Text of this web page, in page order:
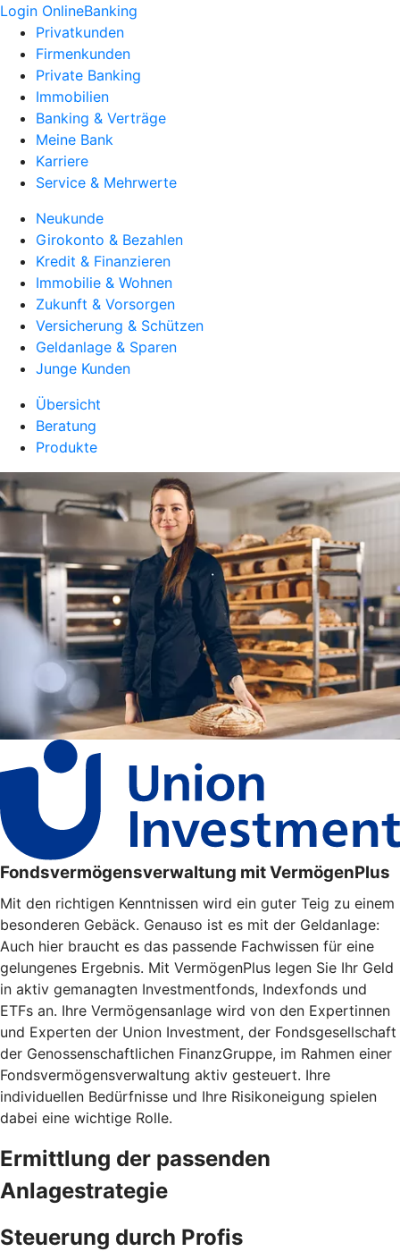
Login OnlineBanking
Privatkunden
Firmenkunden
Private Banking
Immobilien
Banking & Verträge
Meine Bank
Karriere
Service & Mehrwerte
Neukunde
Girokonto & Bezahlen
Kredit & Finanzieren
Immobilie & Wohnen
Zukunft & Vorsorgen
Versicherung & Schützen
Geldanlage & Sparen
Junge Kunden
Übersicht
Beratung
Produkte
Fondsvermögensverwaltung mit VermögenPlus
Mit den richtigen Kenntnissen wird ein guter Teig zu einem
besonderen Gebäck. Genauso ist es mit der Geldanlage:
Auch hier braucht es das passende Fachwissen für eine
gelungenes Ergebnis. Mit VermögenPlus legen Sie Ihr Geld
in aktiv gemanagten Investmentfonds, Indexfonds und
ETFs an. Ihre Vermögensanlage wird von den Expertinnen
und Experten der Union Investment, der Fondsgesellschaft
der Genossenschaftlichen FinanzGruppe, im Rahmen einer
Fondsvermögensverwaltung aktiv gesteuert. Ihre
individuellen Bedürfnisse und Ihre Risikoneigung spielen
dabei eine wichtige Rolle.
Ermittlung der passenden
Anlagestrategie
Steuerung durch Profis